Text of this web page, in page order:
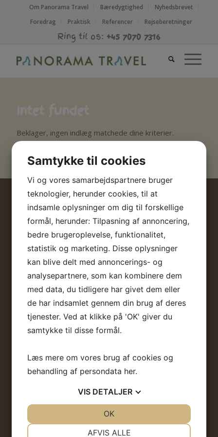
Om Panorama Travel Bæredygtighed
Nyhedsbrevet
Foredrag
Praktisk Referencer Rejseberetninger
Ring til os: +45 7070 7316
Intet fundet
Beklager, ingen indlæg matchede dine kriterier.
PANORAMA TRAVEL APS
kontakt@panoramatravel.dk
Tlf.: +45 7070 7316
Lombjergevej 1, 5750 Ringe, Danmark
Sydbank 6845-0002194605
SWIFT-kode:SYBKDK22
CVR-nr.: 37413399
Samtykke til cookies
Vi og vores samarbejdspartnere bruger
teknologier, herunder cookies, til at
indsamle oplysninger om dig til forskellige
formål, herunder: Tilpasning af annoncering,
bedre brugeroplevelse, funktionalitet,
statistik og marketing. Disse oplysninger
kan blive delt med annoncerings- og
analysepartnere, som kan kombinere dem
med data, du tidligere har givet dem eller
de har indsamlet gennem din brug af deres
tjenester. Ved at klikke på 'OK' giver du
samtykke til disse formål.
Læs mere om vores brug af cookies og
behandling af persondata her.
VIS DETALJER
AFVIS ALLE
OK